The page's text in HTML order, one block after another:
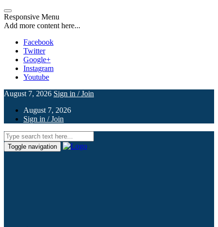
Responsive Menu
Add more content here...
Facebook
Twitter
Google+
Instagram
Youtube
August 7, 2026 Sign in / Join
August 7, 2026
Sign in / Join
Toggle navigation